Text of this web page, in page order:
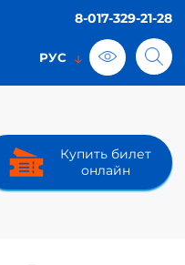
8-017-329-21-28
Купить билет
онлайн